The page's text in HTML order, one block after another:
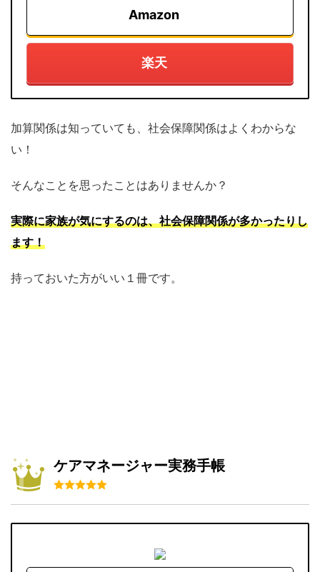
Amazon
楽天
加算関係は知っていても、社会保障関係はよくわからな
い！
そんなことを思ったことはありませんか？
実際に家族が気にするのは、社会保障関係が多かったりし
ます！
持っておいた方がいい１冊です。
ケアマネージャー実務手帳